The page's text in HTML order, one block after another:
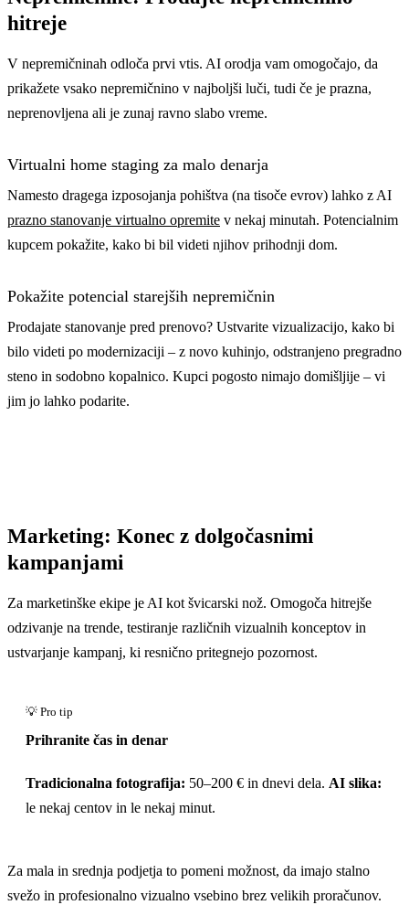
hitreje
V nepremičninah odloča prvi vtis. AI orodja vam omogočajo, da
prikažete vsako nepremičnino v najboljši luči, tudi če je prazna,
neprenovljena ali je zunaj ravno slabo vreme.
Virtualni home staging za malo denarja
Namesto dragega izposojanja pohištva (na tisoče evrov) lahko z AI
prazno stanovanje virtualno opremite v nekaj minutah. Potencialnim
kupcem pokažite, kako bi bil videti njihov prihodnji dom.
Pokažite potencial starejših nepremičnin
Prodajate stanovanje pred prenovo? Ustvarite vizualizacijo, kako bi
bilo videti po modernizaciji – z novo kuhinjo, odstranjeno pregradno
steno in sodobno kopalnico. Kupci pogosto nimajo domišljije – vi
jim jo lahko podarite.
Marketing: Konec z dolgočasnimi
kampanjami
Za marketinške ekipe je AI kot švicarski nož. Omogoča hitrejše
odzivanje na trende, testiranje različnih vizualnih konceptov in
ustvarjanje kampanj, ki resnično pritegnejo pozornost.
Prihranite čas in denar
Tradicionalna fotografija: 50–200 € in dnevi dela. AI slika:
le nekaj centov in le nekaj minut.
Za mala in srednja podjetja to pomeni možnost, da imajo stalno
svežo in profesionalno vizualno vsebino brez velikih proračunov.